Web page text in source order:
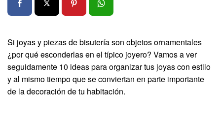
Si joyas y piezas de bisutería son objetos ornamentales
¿por qué esconderlas en el típico joyero? Vamos a ver
seguidamente 10 ideas para organizar tus joyas con estilo
y al mismo tiempo que se conviertan en parte importante
de la decoración de tu habitación.